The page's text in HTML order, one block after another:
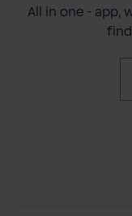
All in one - app,